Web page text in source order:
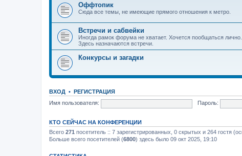
Оффтопик
Сюда все темы, не имеющие прямого отношения к метро.
Встречи и сабвейки
Иногда рамок форума не хватает. Хочется пообщаться лично.
Здесь назначаются встречи.
Конкурсы и загадки
ВХОД • РЕГИСТРАЦИЯ
Имя пользователя:
Пароль:
КТО СЕЙЧАС НА КОНФЕРЕНЦИИ
Всего 271 посетитель :: 7 зарегистрированных, 0 скрытых и 264 гостя
Больше всего посетителей (6800) здесь было 09 окт 2025, 19:10